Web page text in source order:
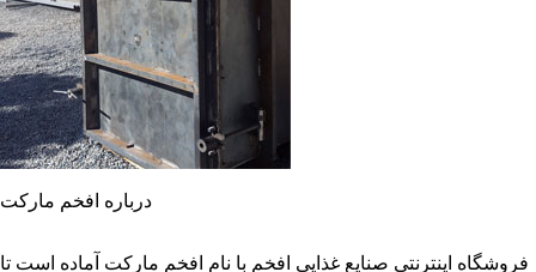
درباره افخم مارکت
فروشگاه اینترنتی صنایع غذایی افخم با نام افخم مارکت آماده است تا